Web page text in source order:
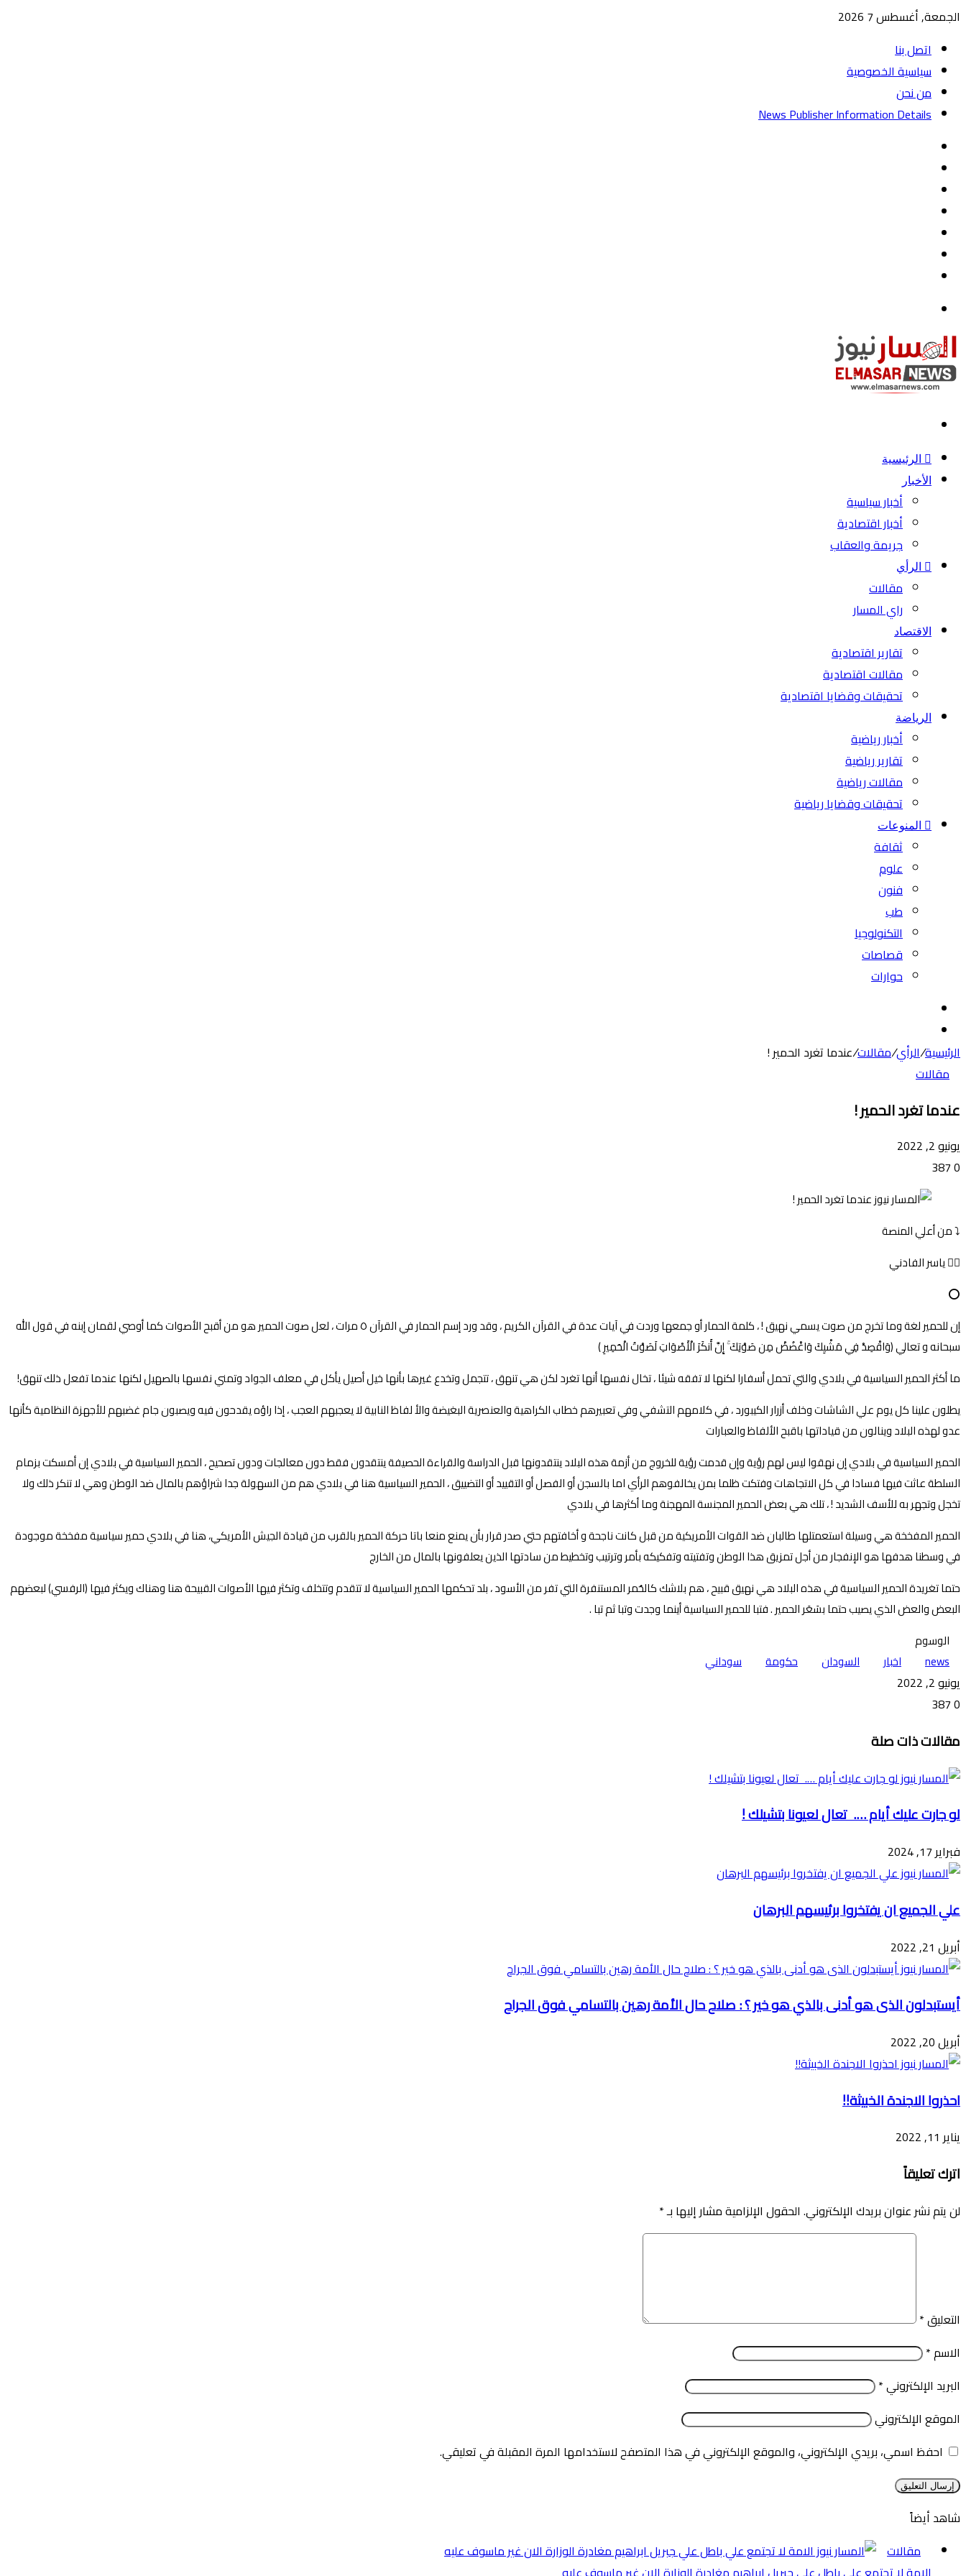
الجمعة, أغسطس 7 2026
اتصل بنا
سياسية الخصوصية
من نحن
News Publisher Information Details
الرئيسية
الأخبار
أخبار سياسية
أخبار اقتصادية
جريمة والعقاب
الرأي
مقالات
راي المسار
الاقتصاد
تقارير اقتصادية
مقالات اقتصادية
تحقيقات وقضايا اقتصادية
الرياضة
أخبار رياضية
تقارير رياضية
مقالات رياضية
تحقيقات وقضايا رياضية
المنوعات
ثقافة
علوم
فنون
طب
التكنولوجيا
قصاصات
حوارات
المظلمالرئيسية/الرأي/مقالات/عندما تغرد الحمير !
مقالات
عندما تغرد الحمير !
يونيو 2, 2022
0
⤵️ من أعلي المنصة
✍🏻 ياسر الفادني
⭕
إن للحمير لغة وما تخرج من صوت يسمي نهيق ! ، كلمة الحمار أو جمعها وردت في آيات عدة في القرآن الكريم ، وقد ورد إسم الحمار في القرآن ٥ مرات ، لعل صوت الحمير هو من أقبح الأصوات كما أوصي لقمان إبنه في قول الله
سبحانه و تعالي (وَاقْصِدْ فِي مَشْيِكَ وَاغْضُضْ مِن صَوْتِكَ ۚ إِنَّ أَنكَرَ الْأَصْوَاتِ لَصَوْتُ الْحَمِيرِ )
ما أكثر الحمير السياسية في بلادي والتي تحمل أسفارا لكنها لا تفقه شيئا ، تخال نفسها أنها تغرد لكن هي تنهق ، تتجمل وتخدع غيرها بأنها خيل أصيل يأكل في معلف الجواد وتمني نفسها بالصهيل لكنها عندما تفعل ذلك تنهق!
يطلون علينا كل يوم علي الشاشات وخلف أزرار الكيبورد ، في كلامهم التشفي وفي تعبيرهم خطاب الكراهية والعنصرية البغيضة والأ لفاظ النابية لا يعجبهم العجب ، إذا راؤه يقدحون فيه ويصبون جام غضبهم للأجهزة النظامية كأنها
عدو لهذه البلاد وينالون من قياداتها باقبح الألفاظ والعبارات
الحمير السياسية في بلادي إن نهقوا ليس لهم رؤية وإن قدمت رؤية للخروج من أزمة هذه البلاد ينتقدونها قبل الدراسة والقراءة الحصيفة ينتقدون فقط دون معالجات ودون تصحيح ، الحمير السياسية في بلادي إن أمسكت بزمام
السلطة عاثت فيها فسادا في كل الاتجاهات وفتكت ظلما بمن يخالفوهم الرأي اما بالسجن أو الفصل أو التقييد أو التضييق ، الحمير السياسية هنا في بلادي هم من السهولة جدا شراؤهم بالمال ضد الوطن وهي لا تنكر ذلك ولا
تخجل وتجهر به للأسف الشديد ! ، تلك هي بعض الحمير المجنسة المهجنة وما أكثرها في بلادي
الحمير المفخخة هي وسيلة استعمتلها طالبان ضد القوات الأمريكية من قبل كانت ناجحة و أخافتهم حتي صدر قرار بأن يمنع منعا باتا حركة الحمير بالقرب من قيادة الجيش الأمريكي، هنا في بلادي حمير سياسية مفخخة موجودة
في وسطنا هدفها هو الإنفجار من أجل تمزيق هذا الوطن وتفتيته وتفكيكه بأمر وترتيب وتخطيط من سادتها الذين يعلفونها بالمال من الخارج
حتما تغريدة الحمير السياسية في هذه البلاد هي نهيق قبيح ، هم بلاشك كالحُمر المستنفرة التي تفر من الأسود ، بلد تحكمها الحمير السياسية لا تتقدم وتتخلف وتكثر فيها الأصوات القبيحة هنا وهناك ويكثر فيها (الرفسي) لبعضهم
البعض والعض الذي يصيب حتما بسَعَر الحمير . فتبا للحمير السياسية أينما وجدت وتبا ثم تبا .
الوسوم
news
اخبار السودان حكومة سوداني
يونيو 2, 2022
0
عبر
البريد
مقالات ذات صلة
لو جارت عليك أيام …. تعال لعيونا بتشيلك !
فبراير 17, 2024
علي الجميع ان يفتخروا برئيسهم البرهان
أبريل 21, 2022
أيستبدلون الذى هو أدنى بالذي هو خير ؟ : صلاح حال الأمة رهين بالتسامي فوق الجراح
أبريل 20, 2022
احذروا الاجندة الخبيثة!!
يناير 11, 2022
اترك تعليقاً
لن يتم نشر عنوان بريدك الإلكتروني. الحقول الإلزامية مشار إليها بـ*
التعليق*
الاسم*
البريد الإلكتروني*
الموقع الإلكتروني
احفظ اسمي، بريدي الإلكتروني، والموقع الإلكتروني في هذا المتصفح لاستخدامها المرة المقبلة في تعليقي.
شاهد أيضاً
مقالات